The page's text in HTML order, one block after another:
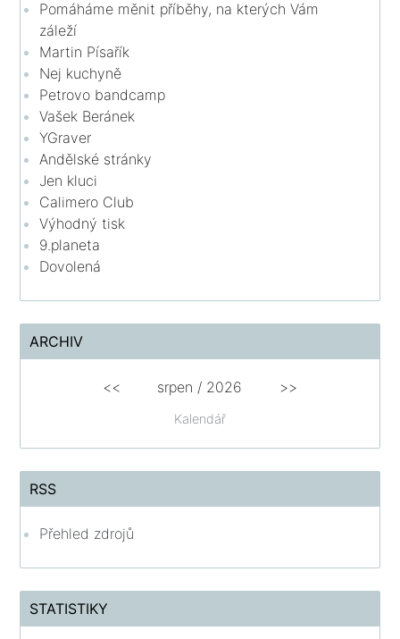
Pomáháme měnit příběhy, na kterých Vám
záleží
Martin Písařík
Nej kuchyně
Petrovo bandcamp
Vašek Beránek
YGraver
Andělské stránky
Jen kluci
Calimero Club
Výhodný tisk
9.planeta
Dovolená
ARCHIV
Kalendář
<< srpen / 2026 >>
RSS
Přehled zdrojů
STATISTIKY